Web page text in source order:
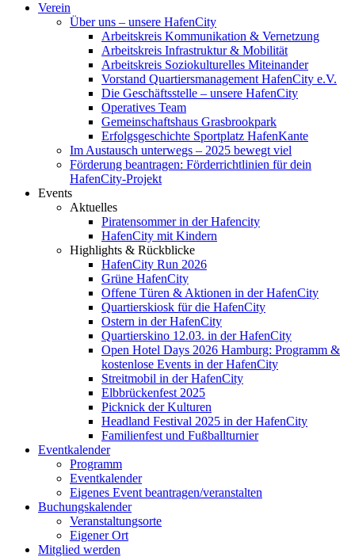
Verein
Über uns – unsere HafenCity
Arbeitskreis Kommunikation & Vernetzung
Arbeitskreis Infrastruktur & Mobilität
Arbeitskreis Soziokulturelles Miteinander
Vorstand Quartiersmanagement HafenCity e.V.
Die Geschäftsstelle – unsere HafenCity
Operatives Team
Gemeinschaftshaus Grasbrookpark
Erfolgsgeschichte Sportplatz HafenKante
Im Austausch unterwegs – 2025 bewegt viel
Förderung beantragen: Förderrichtlinien für dein
HafenCity-Projekt
Events
Aktuelles
Piratensommer in der Hafencity
HafenCity mit Kindern
Highlights & Rückblicke
HafenCity Run 2026
Grüne HafenCity
Offene Türen & Aktionen in der HafenCity
Quartierskiosk für die HafenCity
Ostern in der HafenCity
Quartierskino 12.03. in der HafenCity
Open Hotel Days 2026 Hamburg: Programm &
kostenlose Events in der HafenCity
Streitmobil in der HafenCity
Elbbrückenfest 2025
Picknick der Kulturen
Headland Festival 2025 in der HafenCity
Familienfest und Fußballturnier
Eventkalender
Programm
Eventkalender
Eigenes Event beantragen/veranstalten
Buchungskalender
Veranstaltungsorte
Eigener Ort
Mitglied werden